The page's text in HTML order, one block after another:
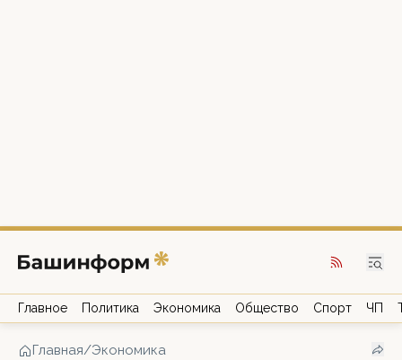
Главное Политика Экономика Общество Спорт ЧП
Главная/Экономика